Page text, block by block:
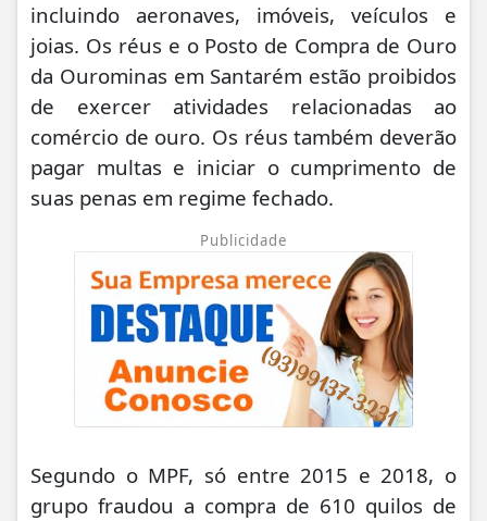
incluindo aeronaves, imóveis, veículos e
joias. Os réus e o Posto de Compra de Ouro
da Ourominas em Santarém estão proibidos
de exercer atividades relacionadas ao
comércio de ouro. Os réus também deverão
pagar multas e iniciar o cumprimento de
suas penas em regime fechado.
Publicidade
Segundo o MPF, só entre 2015 e 2018, o
grupo fraudou a compra de 610 quilos de